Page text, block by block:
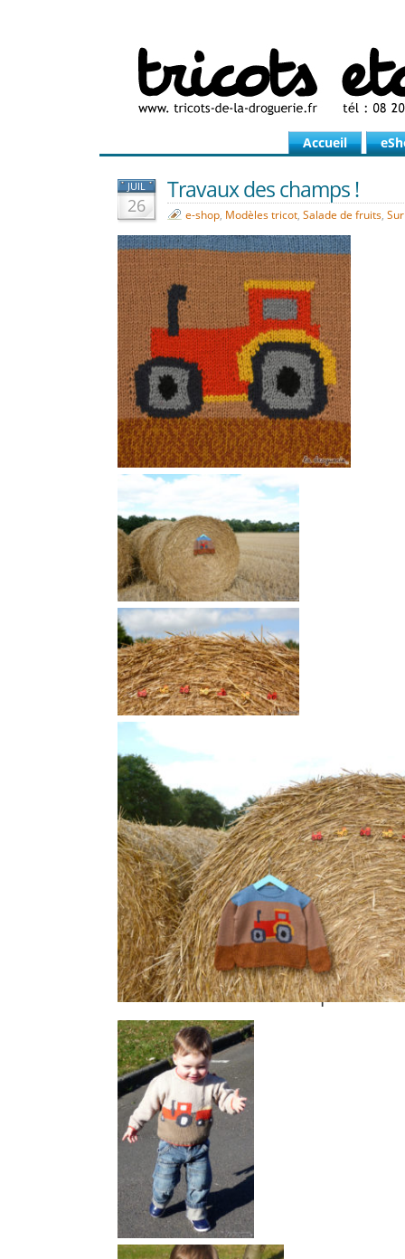
Accueil
JUIL
26
Travaux des champs !
e-shop, Modèles tricot, Salade de fruits,
C’est l’époque des
alors au trio ontricote
Du 2 au 6 ans. Aig. 3,
Tricoté en Surnaturelle et en
Retrouvez-leICIet
On adore aussi les écussons
cacher un trou… !
Vous vous souvenez de notre modèle
pull tracteur ??
Il est réalisé tout en Fleur
Retrouvez-leICIet